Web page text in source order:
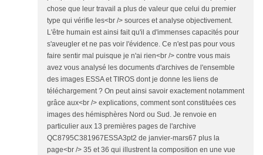
chose que leur travail a plus de valeur que celui du premier
type qui vérifie les<br /> sources et analyse objectivement.
L'être humain est ainsi fait qu'il a d'immenses capacités pour
s'aveugler et ne pas voir l'évidence. Ce n'est pas pour vous
faire sentir mal puisque je n'ai rien<br /> contre vous mais
avez vous analysé les documents d'archives de l'ensemble
des images ESSA et TIROS dont je donne les liens de
téléchargement ? On peut ainsi savoir exactement notamment
grâce aux<br /> explications, comment sont constituées ces
images des hémisphères Nord ou Sud. Je renvoie en
particulier aux 13 premières pages de l'archive
QC8795C381967ESSA3pt2 de janvier-mars67 plus la
page<br /> 35 et 36 qui illustrent la composition en une vue